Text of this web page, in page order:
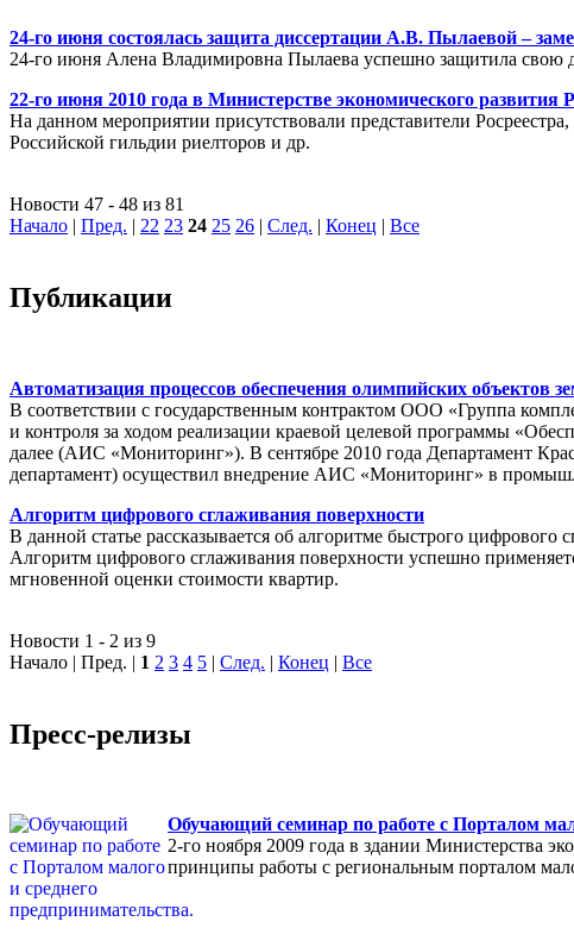
24-го июня состоялась защита диссертации А.В. Пылаевой –
24-го июня Алена Владимировна Пылаева успешно защитила свою
22-го июня 2010 года в Министерстве экономического
На данном мероприятии присутствовали представители
Российской гильдии риелторов и др.
Новости 47 - 48 из 81
Начало | Пред. | 22 23 24 25 26 | След. | Конец | Все
Публикации
Автоматизация процессов обеспечения олимпийских
В соответствии с государственным контрактом ООО «Группа
и контроля за ходом реализации краевой целевой программы
далее (АИС «Мониторинг»). В сентябре 2010 года Департамент
департамент) осуществил внедрение АИС «Мониторинг» в
Алгоритм цифрового сглаживания поверхности
В данной статье рассказывается об алгоритме быстрого
Алгоритм цифрового сглаживания поверхности успешно
мгновенной оценки стоимости квартир.
Новости 1 - 2 из 9
Начало | Пред. | 1 2 3 4 5 | След. | Конец | Все
Пресс-релизы
Обучающий семинар по работе с Порталом
2-го ноября 2009 года в здании Министерства
принципы работы с региональным порталом